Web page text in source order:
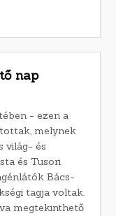
nap
- ezen a
melynek
világ- és
és Tusori
Bács-
tagja voltak.
megtekinthető